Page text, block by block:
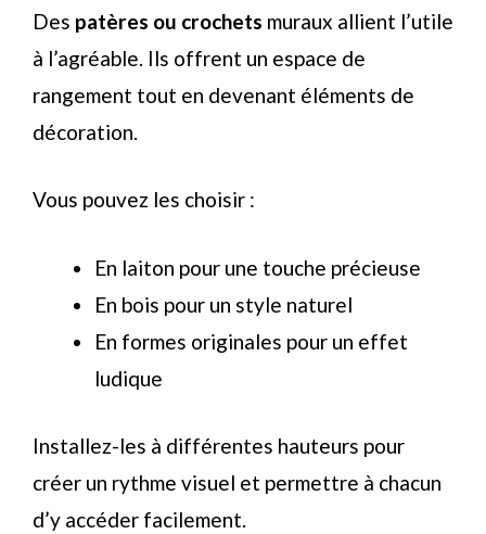
Des patères ou crochets muraux allient l’utile
à l’agréable. Ils offrent un espace de
rangement tout en devenant éléments de
décoration.
Vous pouvez les choisir :
En laiton pour une touche précieuse
En bois pour un style naturel
En formes originales pour un effet
ludique
Installez-les à différentes hauteurs pour
créer un rythme visuel et permettre à chacun
d’y accéder facilement.